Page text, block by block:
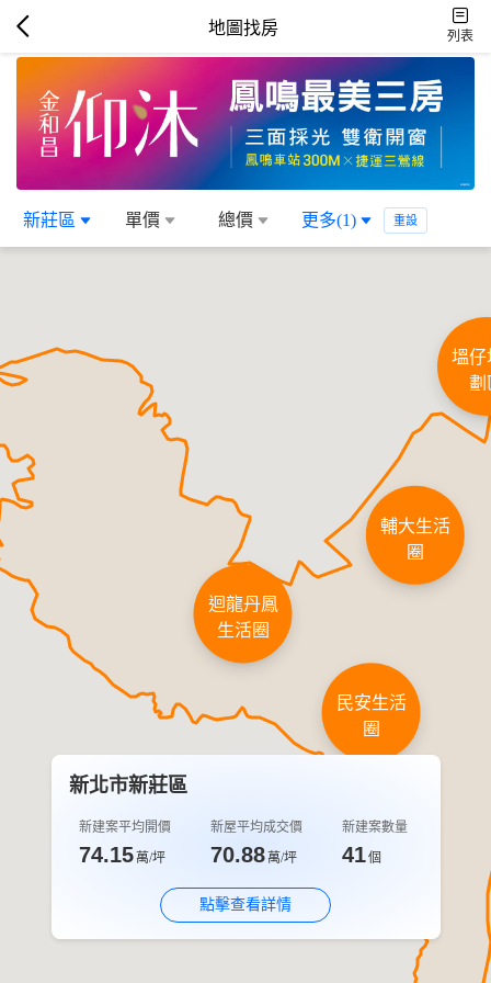
地圖找房 列表
新莊區 單價 總價 更多(1) 重設
輔大生活
圈
民安生活
圈
塭仔
劃
迴龍丹鳳
生活圈
新北市新莊區
新建案平均開價
74.15萬/坪
新屋平均成交價
70.88萬/坪
新建案數量
41個
點擊查看詳情